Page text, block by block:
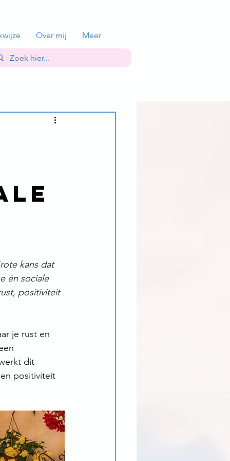
Over mij Meer
kans dat
én sociale
positiviteit
je rust en
dit
positiviteit